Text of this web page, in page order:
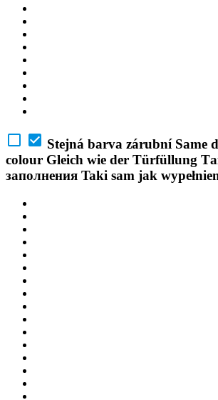
Stejná barva zárubní Same
colour Gleich wie der Türfüllung
заполнения Taki sam jak